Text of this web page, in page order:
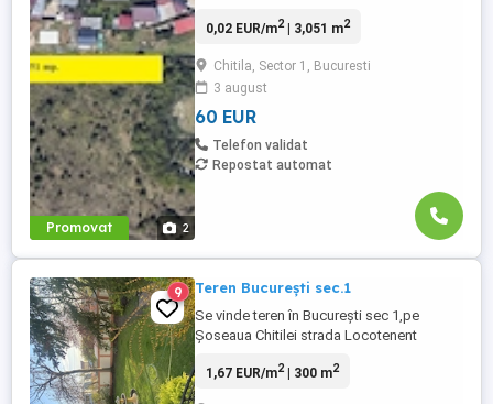
Promovat 2
locuinte, depozitare, productie, etc .
0,02 EUR/m2| 3,051 m2
Chitila, Sector 1, Bucuresti
3 august
60 EUR
Telefon validat
Repostat automat
9 Teren București sec.1
Se vinde teren în București sec 1,pe
Șoseaua Chitilei strada Locotenent
o suprafață de 300m, este împrejmuit cu
1,67 EUR/m2| 300 m2